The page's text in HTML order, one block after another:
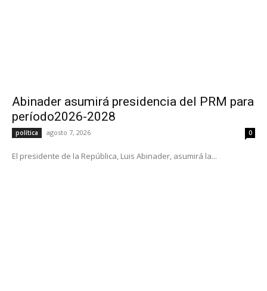
Abinader asumirá presidencia del PRM para
período2026-2028
política agosto 7, 2026 0
El presidente de la República, Luis Abinader, asumirá la...